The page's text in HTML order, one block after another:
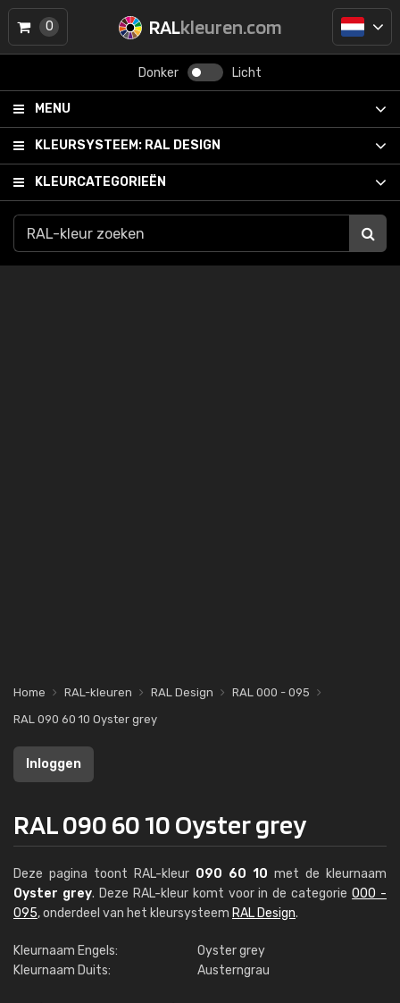
RALkleuren.com
Donker Licht
MENU
KLEURSYSTEEM: RAL DESIGN
KLEURCATEGORIEËN
0
Home RAL-kleuren RAL Design
RAL 000 - 095
RAL 090 60 10 Oyster grey
Inloggen
RAL 090 60 10 Oyster grey
Deze pagina toont RAL-kleur 090 60 10 met de kleurnaam
Oyster grey. Deze RAL-kleur komt voor in de categorie000 -
095, onderdeel van het kleursysteem RAL Design.
Kleurnaam Engels:
Oyster grey
Kleurnaam Duits:
Austerngrau